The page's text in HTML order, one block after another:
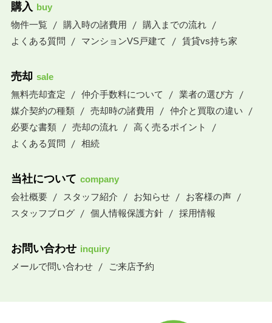
購入 buy
物件一覧
購入時の諸費用
購入までの流れ
よくある質問
マンションVS戸建て 賃貸vs持ち家
売却 sale
無料売却査定
仲介手数料について
業者の選び方
媒介契約の種類
売却時の諸費用
仲介と買取の違い
必要な書類
売却の流れ
高く売るポイント
よくある質問
相続
当社について company
会社概要
スタッフ紹介 お知らせ
お客様の声
スタッフブログ
個人情報保護方針 採用情報
お問い合わせ inquiry
メールで問い合わせ
ご来店予約